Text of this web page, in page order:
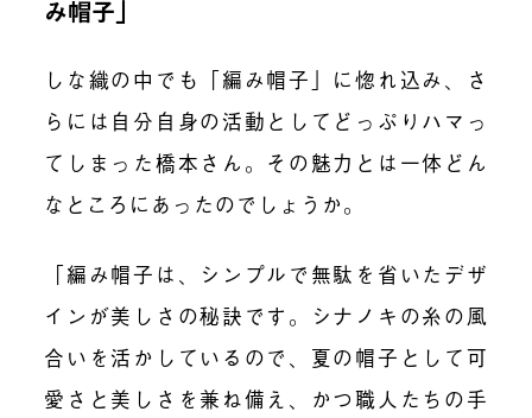
み帽子」
しな織の中でも「編み帽子」に惚れ込み、さ
らには自分自身の活動としてどっぷりハマっ
てしまった橋本さん。その魅力とは一体どん
なところにあったのでしょうか。
「編み帽子は、シンプルで無駄を省いたデザ
インが美しさの秘訣です。シナノキの糸の風
合いを活かしているので、夏の帽子として可
愛さと美しさを兼ね備え、かつ職人たちの手